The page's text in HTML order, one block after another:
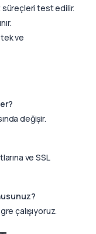
test edilir.
ve
değişir.
ve SSL
çalışıyoruz.